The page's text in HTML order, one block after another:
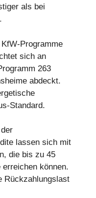
als bei
Programme
sich an
263
abdeckt.
Standard.
lassen sich mit
die bis zu 45
können.
Rückzahlungslast